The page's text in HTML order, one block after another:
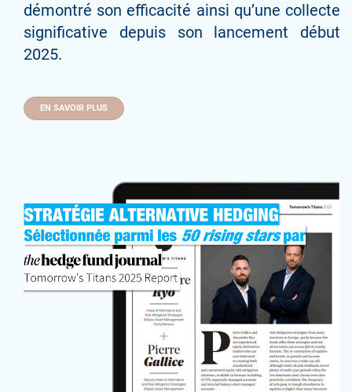
démontré son efficacité ainsi qu’une collecte
significative depuis son lancement début
2025.
EN SAVOIR PLUS